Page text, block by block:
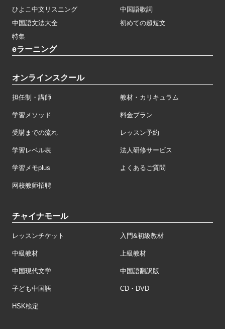
ひよこ中文リスニング
中国語歌詞
中国語文法大全
初めての超短文
特集
eラーニング
オンラインスクール
担任制・講師 教材・カリキュラム
学習メソッド 料金プラン
受講までの流れ レッスン予約
学習レベル表 法人研修サービス
学習メモplus よくあるご質問
网校教师招聘
チャイナモール
レッスンチケット 入門&初級教材
中級教材 上級教材
中国現代文学 中国語翻訳版
子ども中国語 CD・DVD
HSK検定